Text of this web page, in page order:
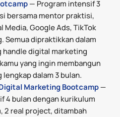
— Program intensif 3
bersama mentor praktisi,
Media, Google Ads, TikTok
Semua dipraktikkan dalam
handle digital marketing
yang ingin membangun
dalam 3 bulan.
Marketing Bootcamp—
4 bulan dengan kurikulum
2 real project, ditambah